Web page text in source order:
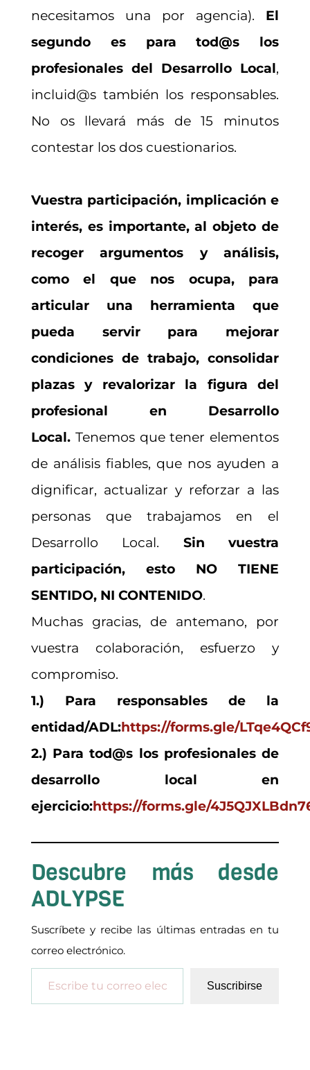
necesitamos una por agencia). El
segundo es para tod@s los
profesionales del Desarrollo Local,
incluid@s también los responsables.
No os llevará más de 15 minutos
contestar los dos cuestionarios.
Vuestra participación, implicación e
interés, es importante, al objeto de
recoger argumentos y análisis,
como el que nos ocupa, para
articular una herramienta que
pueda servir para mejorar
condiciones de trabajo, consolidar
plazas y revalorizar la figura del
profesional en Desarrollo
Local.Tenemos que tener elementos
de análisis fiables, que nos ayuden a
dignificar, actualizar y reforzar a las
personas que trabajamos en el
Desarrollo Local. Sin vuestra
participación, esto NO TIENE
SENTIDO, NI CONTENIDO.
Muchas gracias, de antemano, por
vuestra colaboración, esfuerzo y
compromiso.
1.) Para responsables de la
entidad/ADL:https://forms.gle/
2.) Para tod@s los profesionales de
desarrollo local en
ejercicio:https://forms.gle/
Descubre más desde
ADLYPSE
Suscríbete y recibe las últimas entradas en tu
correo electrónico.
Escribe tu correo electrónico…
Suscribirse